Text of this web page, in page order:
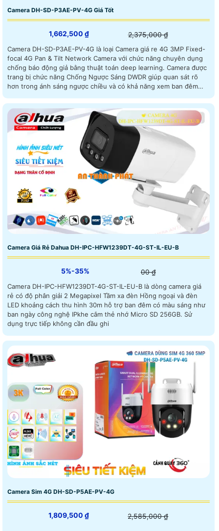
Camera DH-SD-P3AE-PV-4G Giá Tốt
1,662,500 ₫ 2,375,000 ₫
Camera DH-SD-P3AE-PV-4G là loại Camera giá re 4G 3MP Fixed-
focal 4G Pan & Tilt Network Camera với chức năng chuyên dụng
chống báo động giả bằng thuật toán deep learning. Camera được
trang bị chức năng Chống Ngược Sáng DWDR giúp quan sát rõ
hơn trong ánh sáng ngược chiều và có khả năng xem ban đêm
Camera Giá Rẻ Dahua DH-IPC-HFW1239DT-4G-ST-IL-EU-B
5%-35% 00 ₫
Camera DH-IPC-HFW1239DT-4G-ST-IL-EU-B là dòng camera giá
rẻ có độ phân giải 2 Megapixel Tầm xa đèn Hồng ngoại và đèn
LED khoảng cách thu hình 30m hỗ trợ ban đêm có màu sáng như
ban ngày công nghệ IPkhe cắm thẻ nhớ Micro SD 256GB. Sử
dụng trực tiếp không cần đầu ghi
Camera Sim 4G DH-SD-P5AE-PV-4G
1,809,500 ₫ 2,585,000 ₫